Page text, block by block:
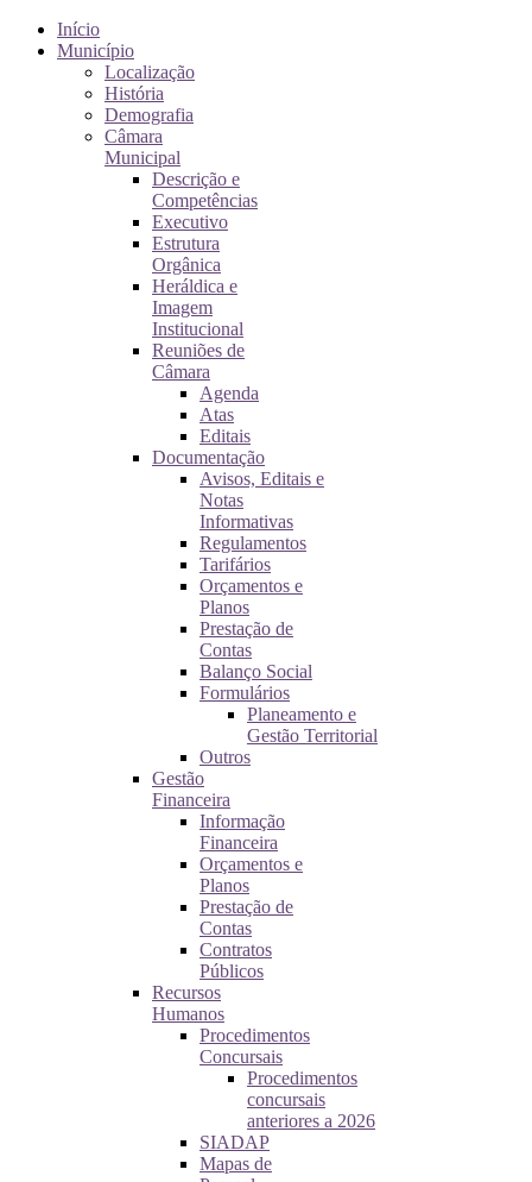
Início
Município
Localização
História
Demografia
Câmara
Municipal
Descrição e
Competências
Executivo
Estrutura
Orgânica
Heráldica e
Imagem
Institucional
Reuniões de
Câmara
Agenda
Atas
Editais
Documentação
Avisos, Editais e
Notas
Informativas
Regulamentos
Tarifários
Orçamentos e
Planos
Prestação de
Contas
Balanço Social
Formulários
Planeamento e
Gestão Territorial
Outros
Gestão
Financeira
Informação
Financeira
Orçamentos e
Planos
Prestação de
Contas
Contratos
Públicos
Recursos
Humanos
Procedimentos
Concursais
Procedimentos
concursais
anteriores a 2026
SIADAP
Mapas de